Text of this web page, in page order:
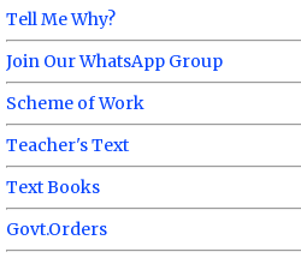
Tell Me Why?
Join Our WhatsApp Group
Scheme of Work
Teacher's Text
Text Books
Govt.Orders